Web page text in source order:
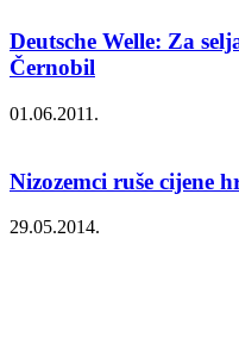
Deutsche Welle: Za
Černobil
01.06.2011.
Nizozemci ruše cijene
29.05.2014.